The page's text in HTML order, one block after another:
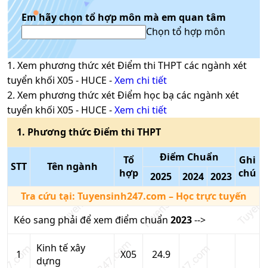
Em hãy chọn tổ hợp môn mà em quan tâm
Chọn tổ hợp môn
1. Xem phương thức xétĐiểm thi THPTcác ngành xét
tuyển khối X05- HUCE -Xem chi tiết
2. Xem phương thức xétĐiểm học bạ các ngành xét
tuyển khối X05- HUCE -Xem chi tiết
1. Phương thứcĐiểm thi THPT
STT Tên ngành
Tổ
hợp
Điểm Chuẩn
Ghi
chú
2025 2024 2023
Tra cứu tại: Tuyensinh247.com – Học trực tuyến
Kéo sang phải để xem điểm chuẩn 2023-->
1
Kinh tế xây
dựng
X05 24.9